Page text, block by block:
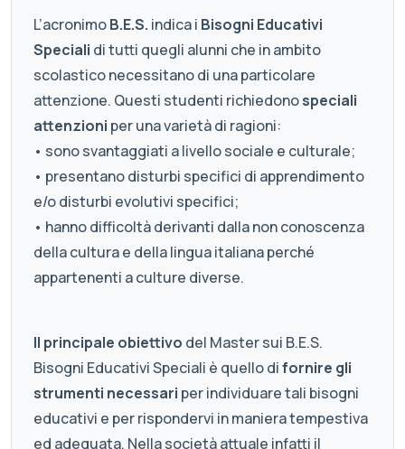
L’acronimoB.E.S. indica i Bisogni Educativi
Speciali di tutti quegli alunni che in ambito
scolastico necessitano di una particolare
attenzione. Questi studenti richiedonospeciali
attenzioni per una varietà di ragioni:
• sono svantaggiati a livello sociale e culturale;
• presentano disturbi specifici di apprendimento
e/o disturbi evolutivi specifici;
• hanno difficoltà derivanti dalla non conoscenza
della cultura e della lingua italiana perché
appartenenti a culture diverse.
Il principale obiettivo del Master sui B.E.S.
Bisogni Educativi Speciali è quello difornire gli
strumenti necessari per individuare tali bisogni
educativi e per rispondervi in maniera tempestiva
ed adeguata. Nella società attuale infatti il